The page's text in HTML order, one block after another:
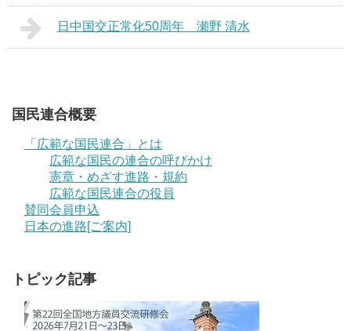
日中国交正常化50周年 瀬野 清水
国民連合概要
「広範な国民連合」とは
広範な国民の連合の呼びかけ
憲章・めざす進路・規約
広範な国民連合の役員
賛同会員申込
日本の進路[ご案内]
トピック記事